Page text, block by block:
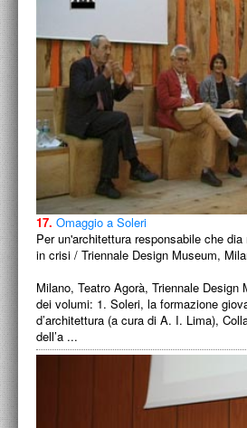
17. Omaggio a Soleri
Per un'architettura responsabile che
in crisi / Triennale Design Museum,
Milano, Teatro Agorà, Triennale Design
dei volumi: 1. Soleri, la formazione
d’architettura (a cura di A. I. Lima),
dell’a ...